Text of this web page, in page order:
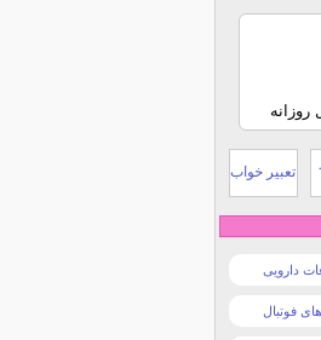
روزانه
تعبیر خواب
دارویی
فوتبال